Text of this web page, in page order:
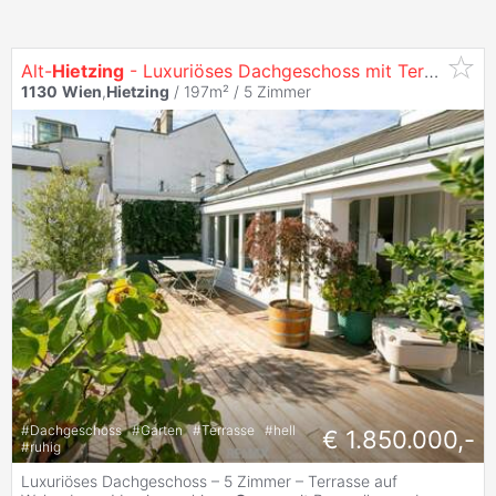
Alt-Hietzing - Luxuriöses Dachgeschoss mit Terrasse auf Wohnebene !
1130 Wien,Hietzing / 197m² / 5 Zimmer
#Dachgeschoss #Garten #Terrasse #hell
#ruhig € 1.850.000,-
Luxuriöses Dachgeschoss – 5 Zimmer – Terrasse auf